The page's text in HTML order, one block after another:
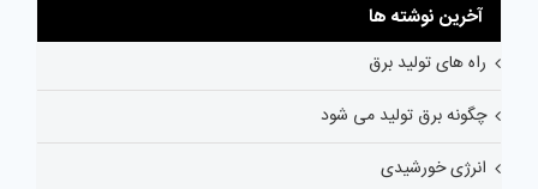
آخرین نوشته ها
راه های تولید برق
چگونه برق تولید می شود
انرژی خورشیدی